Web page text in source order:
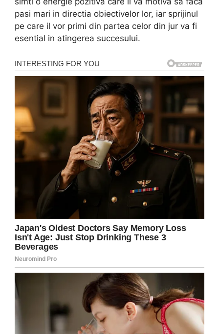
pasi mari in directia obiectivelor lor, iar sprijinul
pe care il vor primi din partea celor din jur va fi
esential in atingerea succesului.